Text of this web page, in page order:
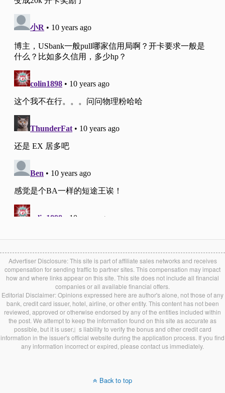
Advertiser Disclosure: This site is part of affiliate sales networks and receives
compensation for sending traffic to partner sites. This compensation may impact
how and where links appear on this site. This site does not include all financial
companies or all available financial offers.
Editorial Disclaimer: Opinions expressed here are author's alone, not those of any
bank, credit card issuer, hotel, airline, or other entity. This content has not been
reviewed, approved or otherwise endorsed by any of the entities included within
the post. We attempt to keep the information found on this site as accurate as
possible, but it is user』s liability to verify the bonus and other credit card
information in the issuer's official website during the application process. If you find
any information incorrect or expired, please contact us immediately.
Back to top